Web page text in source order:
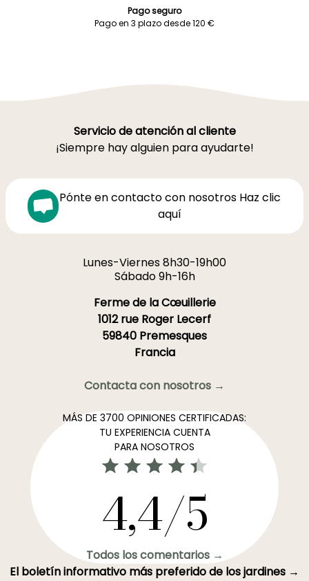
Pago seguro
Pago en 3 plazo desde 120 €
Servicio de atención al cliente
¡Siempre hay alguien para ayudarte!
Pónte en contacto con nosotros Haz clic
aquí
Lunes-Viernes 8h30-19h00
Sábado 9h-16h
Ferme de la Cœuillerie
1012 rue Roger Lecerf
59840 Premesques
Francia
Contacta con nosotros →
MÁS DE 3700 OPINIONES CERTIFICADAS:
TU EXPERIENCIA CUENTA
PARA NOSOTROS
4,4/5
Todos los comentarios →
El boletín informativo más preferido de los jardines →